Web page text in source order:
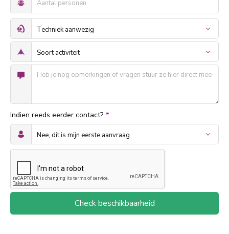
Indien reeds eerder contact? *
Check beschikbaarheid